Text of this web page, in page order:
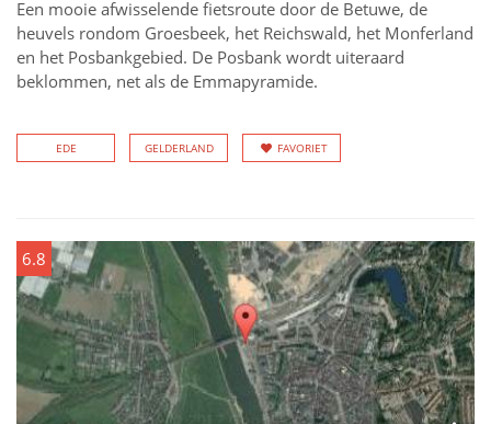
Een mooie afwisselende fietsroute door de Betuwe, de
heuvels rondom Groesbeek, het Reichswald, het Monferland
en het Posbankgebied. De Posbank wordt uiteraard
beklommen, net als de Emmapyramide.
EDE GELDERLAND FAVORIET
6.8